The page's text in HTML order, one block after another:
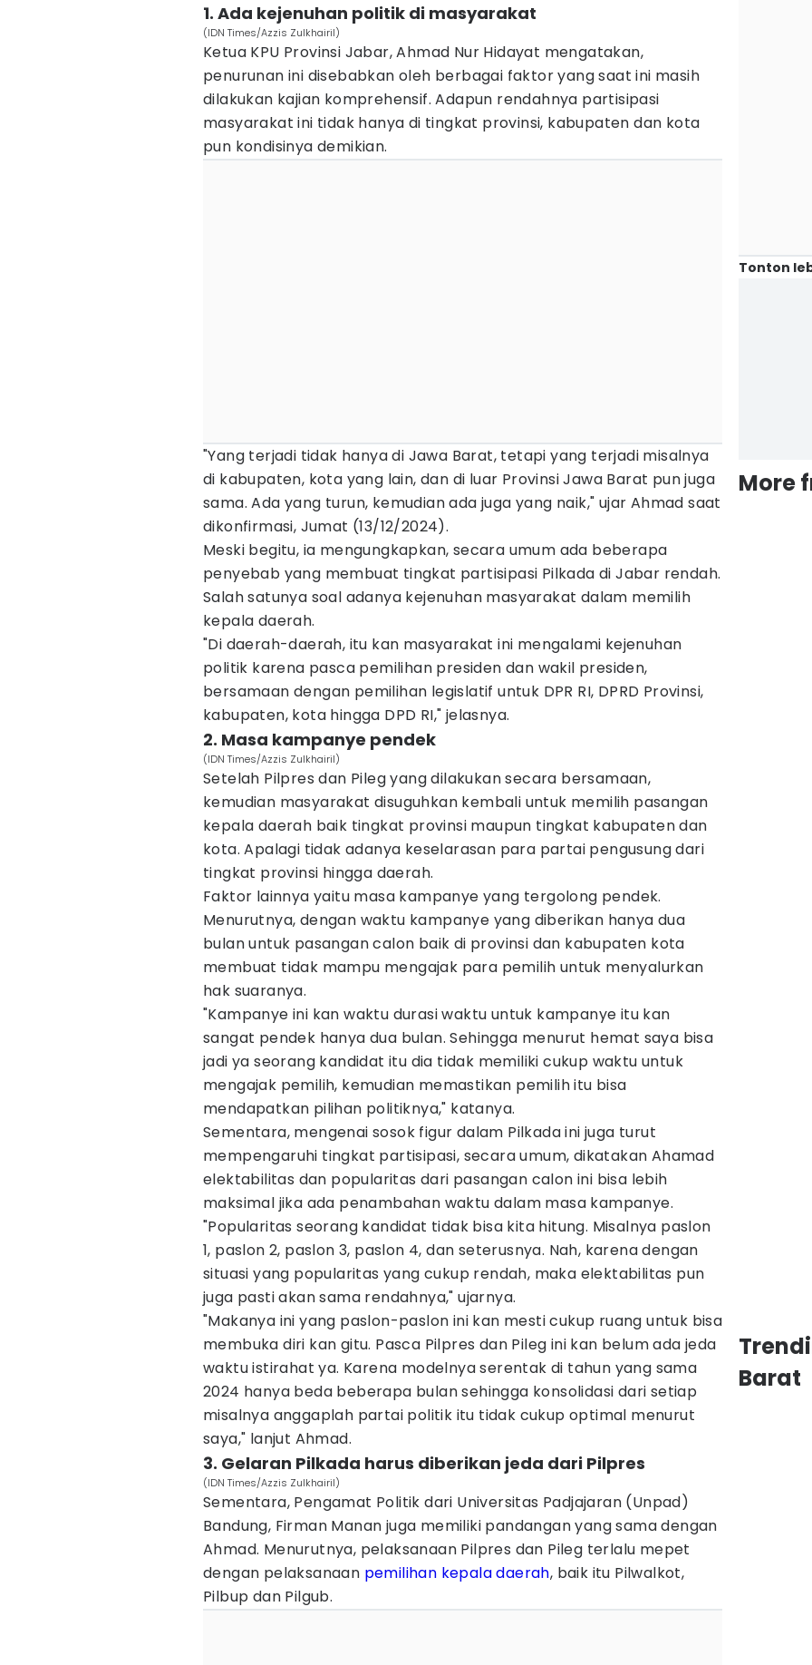
1. Ada kejenuhan politik di masyarakat
(IDN Times/Azzis Zulkhairil)
Ketua KPU Provinsi Jabar, Ahmad Nur Hidayat mengatakan,
penurunan ini disebabkan oleh berbagai faktor yang saat ini masih
dilakukan kajian komprehensif. Adapun rendahnya partisipasi
masyarakat ini tidak hanya di tingkat provinsi, kabupaten dan kota
pun kondisinya demikian.
"Yang terjadi tidak hanya di Jawa Barat, tetapi yang terjadi misalnya
di kabupaten, kota yang lain, dan di luar Provinsi Jawa Barat pun juga
sama. Ada yang turun, kemudian ada juga yang naik," ujar Ahmad saat
dikonfirmasi, Jumat (13/12/2024).
Meski begitu, ia mengungkapkan, secara umum ada beberapa
penyebab yang membuat tingkat partisipasi Pilkada di Jabar rendah.
Salah satunya soal adanya kejenuhan masyarakat dalam memilih
kepala daerah.
"Di daerah-daerah, itu kan masyarakat ini mengalami kejenuhan
politik karena pasca pemilihan presiden dan wakil presiden,
bersamaan dengan pemilihan legislatif untuk DPR RI, DPRD Provinsi,
kabupaten, kota hingga DPD RI," jelasnya.
2. Masa kampanye pendek
(IDN Times/Azzis Zulkhairil)
Setelah Pilpres dan Pileg yang dilakukan secara bersamaan,
kemudian masyarakat disuguhkan kembali untuk memilih pasangan
kepala daerah baik tingkat provinsi maupun tingkat kabupaten dan
kota. Apalagi tidak adanya keselarasan para partai pengusung dari
tingkat provinsi hingga daerah.
Faktor lainnya yaitu masa kampanye yang tergolong pendek.
Menurutnya, dengan waktu kampanye yang diberikan hanya dua
bulan untuk pasangan calon baik di provinsi dan kabupaten kota
membuat tidak mampu mengajak para pemilih untuk menyalurkan
hak suaranya.
"Kampanye ini kan waktu durasi waktu untuk kampanye itu kan
sangat pendek hanya dua bulan. Sehingga menurut hemat saya bisa
jadi ya seorang kandidat itu dia tidak memiliki cukup waktu untuk
mengajak pemilih, kemudian memastikan pemilih itu bisa
mendapatkan pilihan politiknya," katanya.
Sementara, mengenai sosok figur dalam Pilkada ini juga turut
mempengaruhi tingkat partisipasi, secara umum, dikatakan Ahamad
elektabilitas dan popularitas dari pasangan calon ini bisa lebih
maksimal jika ada penambahan waktu dalam masa kampanye.
"Popularitas seorang kandidat tidak bisa kita hitung. Misalnya paslon
1, paslon 2, paslon 3, paslon 4, dan seterusnya. Nah, karena dengan
situasi yang popularitas yang cukup rendah, maka elektabilitas pun
juga pasti akan sama rendahnya," ujarnya.
"Makanya ini yang paslon-paslon ini kan mesti cukup ruang untuk bisa
membuka diri kan gitu. Pasca Pilpres dan Pileg ini kan belum ada jeda
waktu istirahat ya. Karena modelnya serentak di tahun yang sama
2024 hanya beda beberapa bulan sehingga konsolidasi dari setiap
misalnya anggaplah partai politik itu tidak cukup optimal menurut
saya," lanjut Ahmad.
3. Gelaran Pilkada harus diberikan jeda dari Pilpres
(IDN Times/Azzis Zulkhairil)
Sementara, Pengamat Politik dari Universitas Padjajaran (Unpad)
Bandung, Firman Manan juga memiliki pandangan yang sama dengan
Ahmad. Menurutnya, pelaksanaan Pilpres dan Pileg terlalu mepet
dengan pelaksanaan pemilihan kepala daerah, baik itu Pilwalkot,
Pilbup dan Pilgub.
Tonton
More
Barat